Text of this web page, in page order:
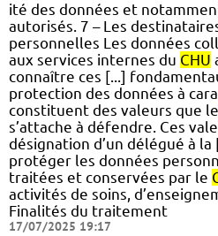
ité des données et
autorisés. 7 – Les
personnelles Les données
aux services internes du CHU
connaître ces [...]
protection des données à
constituent des valeurs que le
s’attache à défendre. Ces
désignation d’un délégué à
protéger les données
traitées et conservées par le
activités de soins,
Finalités du traitement
17/07/2025 19:17